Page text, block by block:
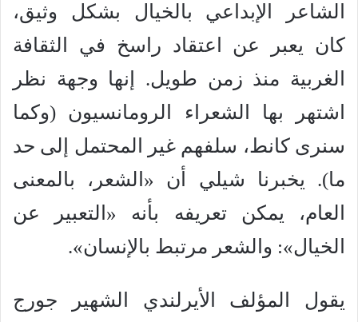
الشاعر الإبداعي بالخيال بشكل وثيق،
كان يعبر عن اعتقاد راسخ في الثقافة
الغربية منذ زمن طويل. إنها وجهة نظر
اشتهر بها الشعراء الرومانسيون (وكما
سنرى كانط، سلفهم غير المحتمل إلى حد
ما). يخبرنا شيلي أن «الشعر، بالمعنى
العام، يمكن تعريفه بأنه «التعبير عن
الخيال»: والشعر مرتبط بالإنسان».
يقول المؤلف الأيرلندي الشهير جورج